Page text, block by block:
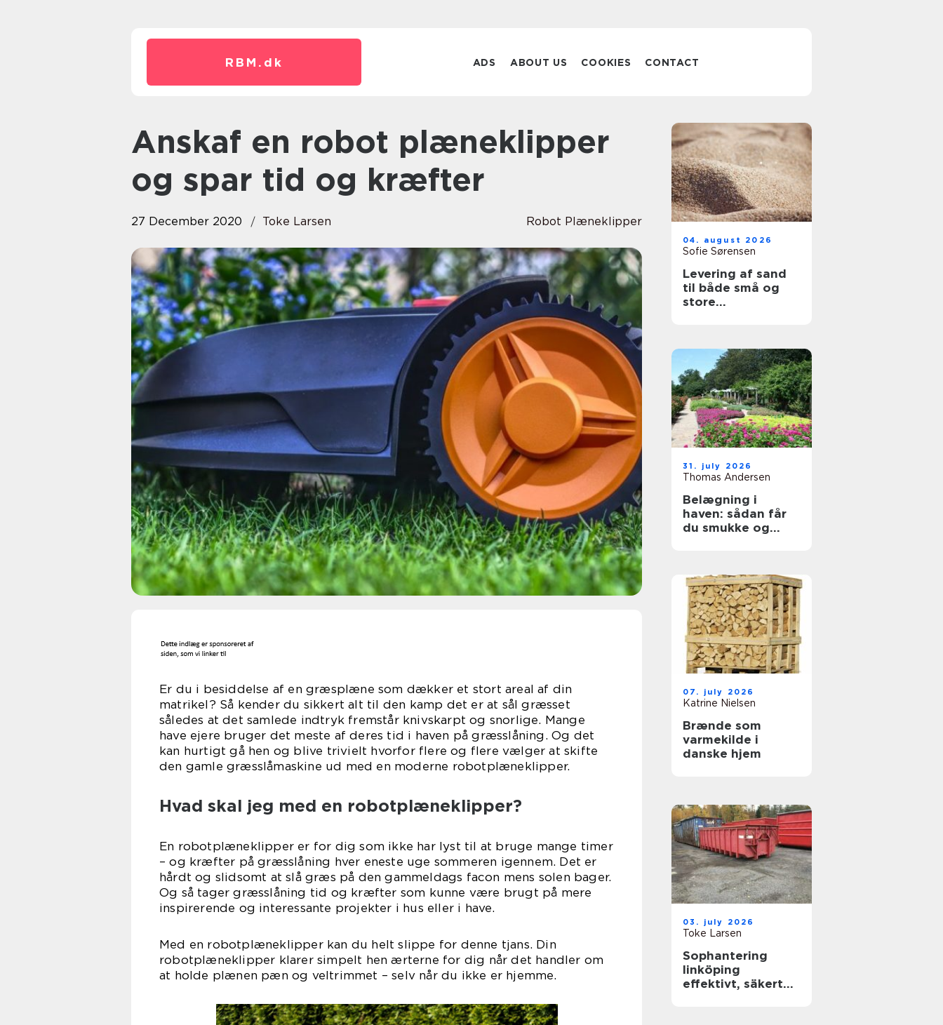
RBM. dk ADS ABOUT US COOKIES CONTACT
Anskaf en robot plæneklipper
og spar tid og kræfter
27 December 2020 Toke Larsen Robot Plæneklipper
Er du i besiddelse af en græsplæne som dækker et stort areal af din
matrikel? Så kender du sikkert alt til den kamp det er at sål græsset
således at det samlede indtryk fremstår knivskarpt og snorlige. Mange
have ejere bruger det meste af deres tid i haven på græsslåning. Og det
kan hurtigt gå hen og blive trivielt hvorfor flere og flere vælger at skifte
den gamle græsslåmaskine ud med en moderne robotplæneklipper.
Hvad skal jeg med en robotplæneklipper?
En robotplæneklipper er for dig som ikke har lyst til at bruge mange timer
– og kræfter på græsslåning hver eneste uge sommeren igennem. Det er
hårdt og slidsomt at slå græs på den gammeldags facon mens solen bager.
Og så tager græsslåning tid og kræfter som kunne være brugt på mere
inspirerende og interessante projekter i hus eller i have.
Med en robotplæneklipper kan du helt slippe for denne tjans. Din
robotplæneklipper klarer simpelt hen ærterne for dig når det handler om
at holde plænen pæn og veltrimmet – selv når du ikke er hjemme.
04. august 2026
Sofie Sørensen
Levering af sand
til både små og
store
31. july 2026
Thomas Andersen
Belægning i
haven: sådan får
du smukke og
07. july 2026
Katrine Nielsen
Brænde som
varmekilde i
danske hjem
03. july 2026
Toke Larsen
Sophantering
linköping
effektivt, säkert